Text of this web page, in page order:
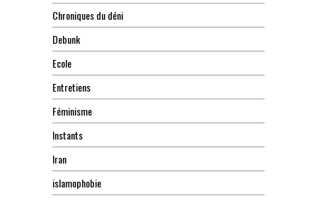
Chroniques du déni
Debunk
Ecole
Entretiens
Féminisme
Instants
Iran
islamophobie